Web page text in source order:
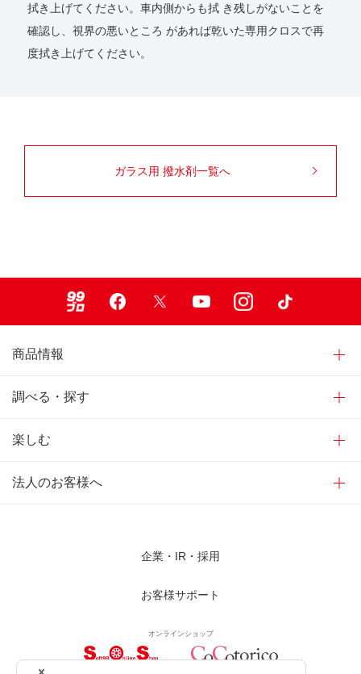
拭き上げてください。車内側からも拭 き残しがないことを
確認し、視界の悪いところ があれば乾いた専用クロスで再
度拭き上げてください。
ガラス用 撥水剤一覧へ
商品情報
調べる・探す
楽しむ
法人のお客様へ
企業・IR・採用
お客様サポート
オンラインショップ